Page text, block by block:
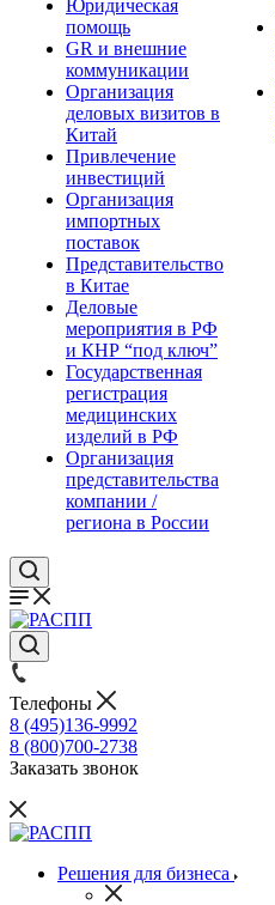
Юридическая
помощь
GR и внешние
коммуникации
Организация
деловых визитов в
Китай
Привлечение
инвестиций
Организация
импортных
поставок
Представительство
в Китае
Деловые
мероприятия в РФ
и КНР “под ключ”
Государственная
регистрация
медицинских
изделий в РФ
Организация
представительства
компании /
региона в России
Телефоны
8 (495)136-9992
8 (800)700-2738
Заказать звонок
Решения для бизнеса